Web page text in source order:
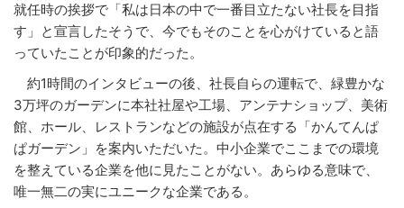
就任時の挨拶で「私は日本の中で一番目立たない社長を目指
す」と宣言したそうで、今でもそのことを心がけていると語
っていたことが印象的だった。
約1時間のインタビューの後、社長自らの運転で、緑豊かな
3万坪のガーデンに本社社屋や工場、アンテナショップ、美術
館、ホール、レストランなどの施設が点在する「かんてんぱ
ぱガーデン」を案内いただいた。中小企業でここまでの環境
を整えている企業を他に見たことがない。あらゆる意味で、
唯一無二の実にユニークな企業である。